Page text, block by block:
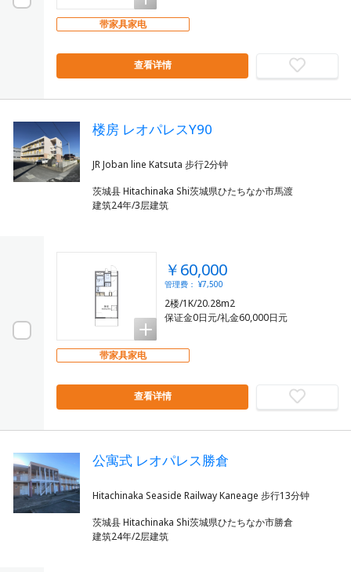
带家具家电
查看详情
楼房 レオパレスY90
茨城县 Hitachinaka Shi茨城県ひたちなか市馬渡
建筑24年/3层建筑
￥60,000
管理费： ¥7,500
2楼/1K/20.28m2
保证金0日元/礼金60,000日元
带家具家电
查看详情
公寓式 レオパレス勝倉
茨城县 Hitachinaka Shi茨城県ひたちなか市勝倉
建筑24年/2层建筑